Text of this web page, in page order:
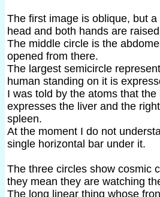
The first image is oblique, but
head and both hands are
The middle circle is the
opened from there.
The largest semicircle
human standing on it is
I was told by the atoms that
expresses the liver and the
spleen.
At the moment I do not
single horizontal bar under it.
The three circles show cosmic
they mean they are watching
The long linear thing whose